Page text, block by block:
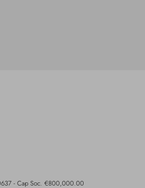
- Cap Soc. €800,000.00